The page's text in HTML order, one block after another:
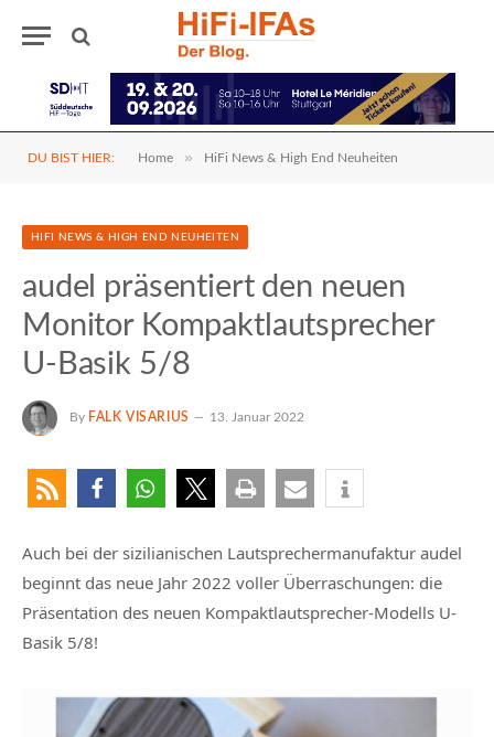
DU BIST HIER: Home » HiFi News & High End Neuheiten
HIFI NEWS & HIGH END NEUHEITEN
audel präsentiert den neuen
Monitor Kompaktlautsprecher
U-Basik 5/8
By FALK VISARIUS 13. Januar 2022
Auch bei der sizilianischen Lautsprechermanufaktur audel
beginnt das neue Jahr 2022 voller Überraschungen: die
Präsentation des neuen Kompaktlautsprecher-Modells U-
Basik 5/8!